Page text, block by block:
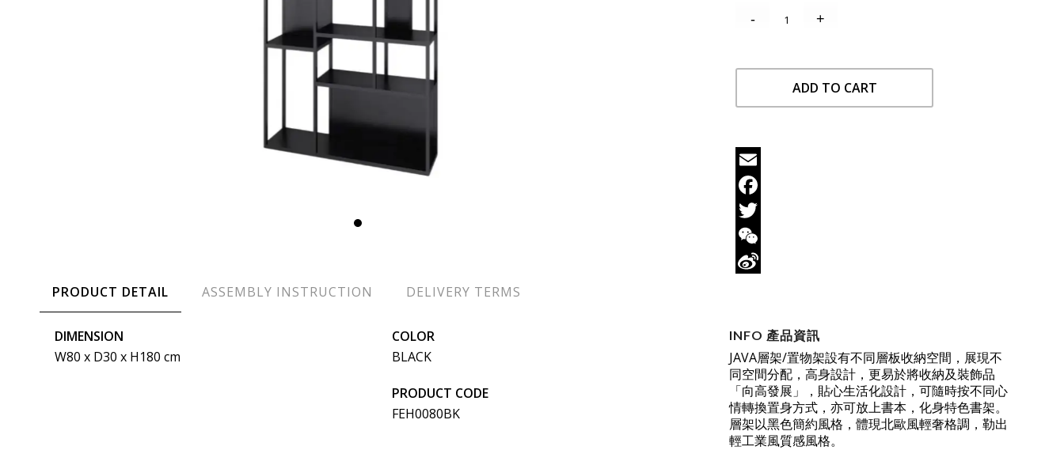
ADD TO CART
Email
Facebook
Twitter
WeChat
PRODUCT DETAIL ASSEMBLY INSTRUCTION DELIVERY TERMS
DIMENSION
W80 x D30 x H180 cm
COLOR
BLACK
PRODUCT CODE
FEH0080BK
INFO 產品資訊
JAVA層架/置物架設有不同層板收納空間，展現不
同空間分配，高身設計，更易於將收納及裝飾品
「向高發展」，貼心生活化設計，可隨時按不同心
情轉換置身方式，亦可放上書本，化身特色書架。
層架以黑色簡約風格，體現北歐風輕奢格調，勒出
輕工業風質感風格。